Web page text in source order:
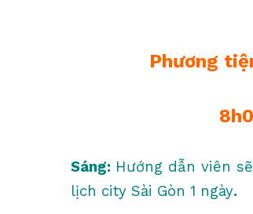
Phương
Sáng: Hướng dẫn viên
lịch city Sài Gòn 1 ngày.